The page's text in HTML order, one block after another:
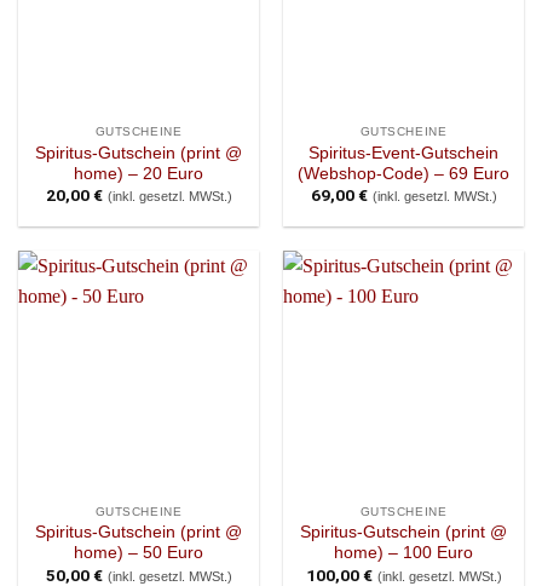
GUTSCHEINE
Spiritus-Gutschein (print @
home) – 20 Euro
20,00€ (inkl. gesetzl. MWSt.)
GUTSCHEINE
Spiritus-Event-Gutschein
(Webshop-Code) – 69 Euro
69,00€ (inkl. gesetzl. MWSt.)
GUTSCHEINE
Spiritus-Gutschein (print @
home) – 50 Euro
50,00€ (inkl. gesetzl. MWSt.)
GUTSCHEINE
Spiritus-Gutschein (print @
home) – 100 Euro
100,00€ (inkl. gesetzl. MWSt.)